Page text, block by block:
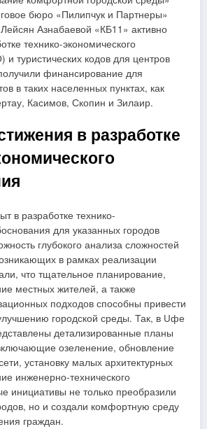
бюро «Пилипчук и Партнеры»
Азнабаевой «КБ11» активно
технико-экономического
туристических кодов для центров
финансирование для
в таких населенных пунктах, как
Касимов, Скопин и Зилаир.
в разработке
в разработке технико-
для указанных городов
глубокого анализа сложностей
в рамках реализации
что тщательное планирование,
местных жителей, а также
подходов способны привести
городской среды. Так, в Uфе
детализированные планы
озеленение, обновление
установку малых архитектурных
инженерно-технического
инициативы не только преобразили
но и создали комфортную среду
граждан.